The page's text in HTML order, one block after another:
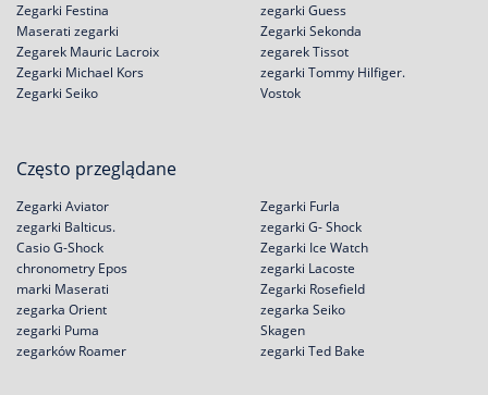
Zegarki Festina
zegarki Guess
Maserati zegarki
Zegarek Mauric Lacroix
Zegarki Michael Kors
Zegarki Seiko
Zegarki Sekonda
zegarek Tissot
zegarki Tommy Hilfiger.
Vostok
Często przeglądane
Zegarki Aviator
zegarki Balticus.
Casio G-Shock
chronometry Epos
Zegarki Furla
zegarki G- Shock
Zegarki Ice Watch
zegarki Lacoste
marki Maserati
zegarka Orient
zegarki Puma
zegarków Roamer
Zegarki Rosefield
zegarka Seiko
Skagen
zegarki Ted Bake